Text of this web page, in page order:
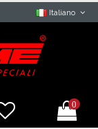
Italiano
0